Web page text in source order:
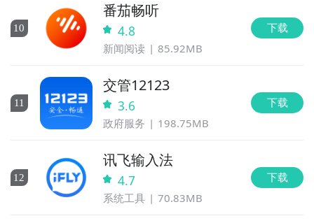
10
番茄畅听
4.8
新闻阅读 85.92MB
下载
11
交管12123
3.6
政府服务 198.75MB
下载
12
讯飞输入法
4.7
系统工具 70.83MB
下载